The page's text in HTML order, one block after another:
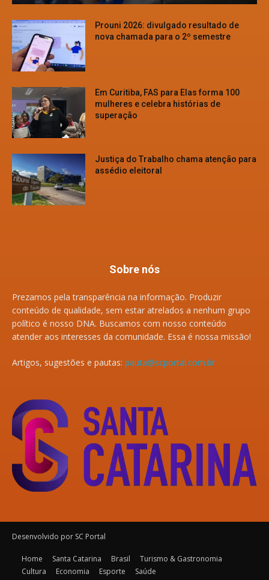
Prouni 2026: divulgado resultado de
nova chamada para o 2º semestre
Em Curitiba, FAS para Elas forma 100
mulheres e celebra histórias de
superação
Justiça do Trabalho chama atenção para
assédio eleitoral
Sobre nós
Prezamos pela transparência na informação. Produzir
conteúdo de qualidade, sem estar atrelados a nenhum grupo
político é nosso DNA. Buscamos com nosso conteúdo
atender aos interesses da comunidade. Essa é nossa missão!
Artigos, sugestões e pautas: pauta@scportal.com.br
Desenvolvido por SC Portal
Home Santa Catarina Brasil
Turismo & Gastronomia
Cultura
Economia Esporte Saúde